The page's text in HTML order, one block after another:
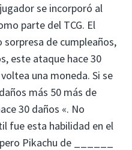
se incorporó al
parte del TCG. El
de cumpleaños,
este ataque hace 30
una moneda. Si se
más 50 más de
30 daños «. No
fue esta habilidad en el
Pikachu de ______